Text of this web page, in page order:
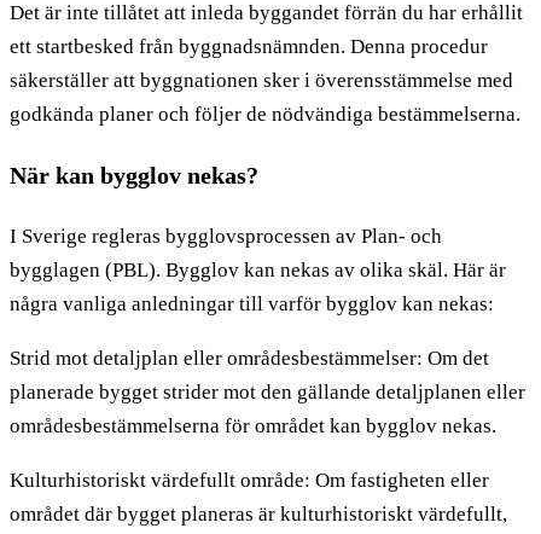
Det är inte tillåtet att inleda byggandet förrän du har erhållit
ett startbesked från byggnadsnämnden. Denna procedur
säkerställer att byggnationen sker i överensstämmelse med
godkända planer och följer de nödvändiga bestämmelserna.
När kan bygglov nekas?
I Sverige regleras bygglovsprocessen av Plan- och
bygglagen (PBL). Bygglov kan nekas av olika skäl. Här är
några vanliga anledningar till varför bygglov kan nekas:
Strid mot detaljplan eller områdesbestämmelser: Om det
planerade bygget strider mot den gällande detaljplanen eller
områdesbestämmelserna för området kan bygglov nekas.
Kulturhistoriskt värdefullt område: Om fastigheten eller
området där bygget planeras är kulturhistoriskt värdefullt,